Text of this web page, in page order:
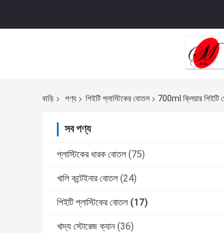
বাড়ি পণ্য পিইটি প্লাস্টিকের বোতল 700ml ক্লিয়ার পিইটি
সব পণ্য
প্লাস্টিকের ধারক বোতল (75)
খালি কন্টেইনার বোতল (24)
পিইটি প্লাস্টিকের বোতল (17)
খাদ্য স্টোরেজ ক্যান (36)